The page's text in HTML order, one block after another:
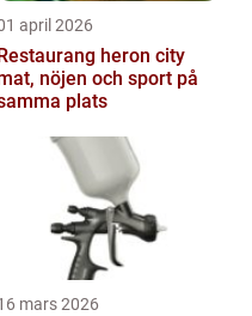
april 2026
heron city
nöjen och sport på
plats
mars 2026